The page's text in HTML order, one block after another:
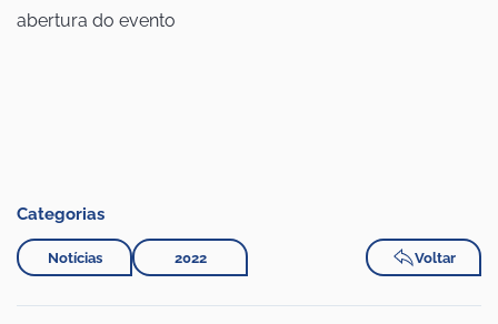
Categorias
Notícias 2022 Voltar